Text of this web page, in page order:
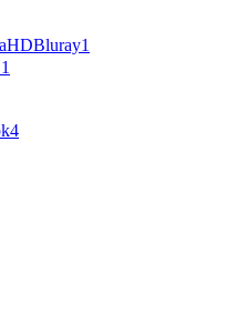
1
1
4